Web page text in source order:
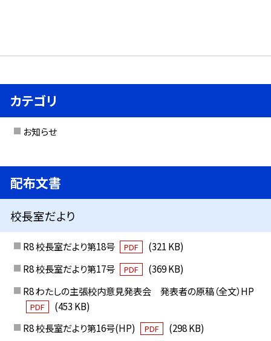
カテゴリ
お知らせ
配布文書
校長室だより
R8 校長室だより第18号 PDF
(321 KB)
R8 校長室だより第17号
PDF
(369 KB)
R8 わたしの主張校内意見発表会 発表者の原稿（全文）HP
PDF
(453 KB)
R8 校長室だより第16号(HP)
PDF
(298 KB)